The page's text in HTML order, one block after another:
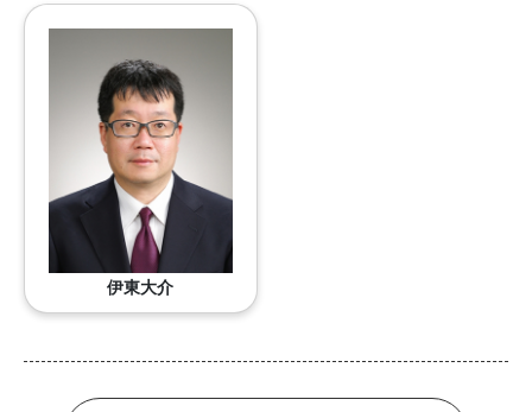
伊東大介